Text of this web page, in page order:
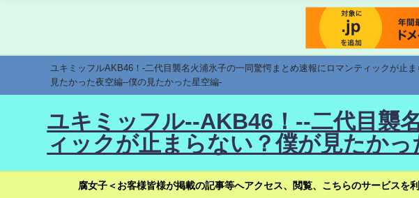
ユキミッフルAKB46！-二代目襲名火浦氷子の一同驚愕まとめ速報にロマンティックが止
見たかった夜空編--僕の見たかった星空編-
ユキミッフル--AKB46！--二代目襲
ィックが止まらない？僕が見たか
腐女子＜お客様皆様が掲載の記事等へアクセス、閲覧、こちらのサービスを